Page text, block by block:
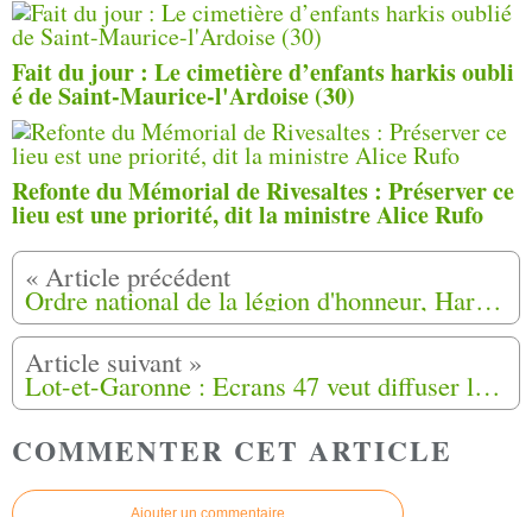
Fait du jour : Le cimetière d’enfants harkis oubli
é de Saint-Maurice-l'Ardoise (30)
Refonte du Mémorial de Rivesaltes : Préserver ce
lieu est une priorité, dit la ministre Alice Rufo
Ordre national de la légion d'honneur, Harkis Décorés pour 2019
Lot-et-Garonne : Ecrans 47 veut diffuser le film « Les Résistantes »
COMMENTER CET ARTICLE
Ajouter un commentaire